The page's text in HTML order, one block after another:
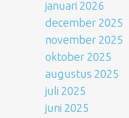
januari 2026
december 2025
november 2025
oktober 2025
augustus 2025
juli 2025
juni 2025